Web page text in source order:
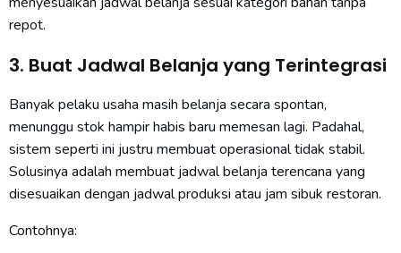
repot.
3. Buat Jadwal Belanja yang Terintegrasi
Banyak pelaku usaha masih belanja secara spontan,
menunggu stok hampir habis baru memesan lagi. Padahal,
sistem seperti ini justru membuat operasional tidak stabil.
Solusinya adalah membuat jadwal belanja terencana yang
disesuaikan dengan jadwal produksi atau jam sibuk restoran.
Contohnya: